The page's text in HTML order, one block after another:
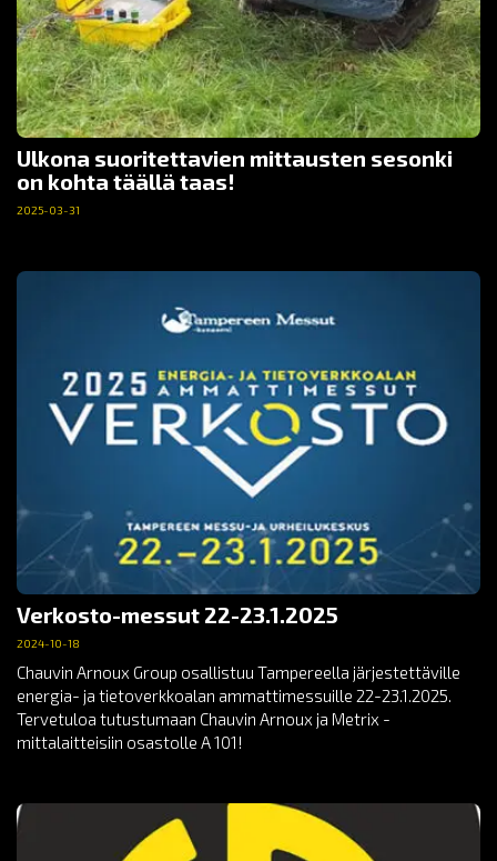
Ulkona suoritettavien mittausten sesonki
on kohta täällä taas!
2025-03-31
Verkosto-messut 22-23.1.2025
2024-10-18
Chauvin Arnoux Group osallistuu Tampereella järjestettäville
energia- ja tietoverkkoalan ammattimessuille 22-23.1.2025.
Tervetuloa tutustumaan Chauvin Arnoux ja Metrix -
mittalaitteisiin osastolle A 101!